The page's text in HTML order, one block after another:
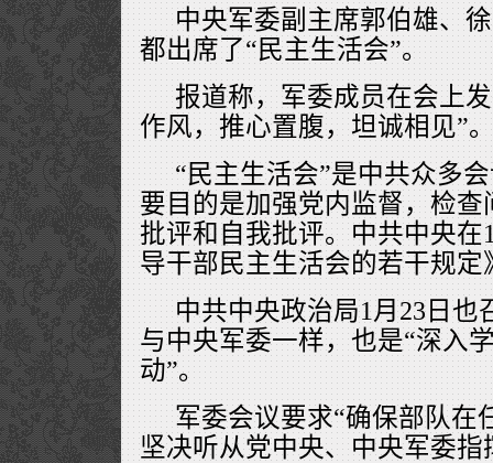
中央军委副主席郭伯雄、
都出席了“民主生活会”。
报道称，军委成员在会上
作风，推心置腹，坦诚相见”
“民主生活会”是中共众多
要目的是加强党内监督，检
批评和自我批评。中共中央在
导干部民主生活会的若干规定
中共中央政治局1月23日也
与中央军委一样，也是“深入
动”。
军委会议要求“确保部队在
坚决听从党中央、中央军委指